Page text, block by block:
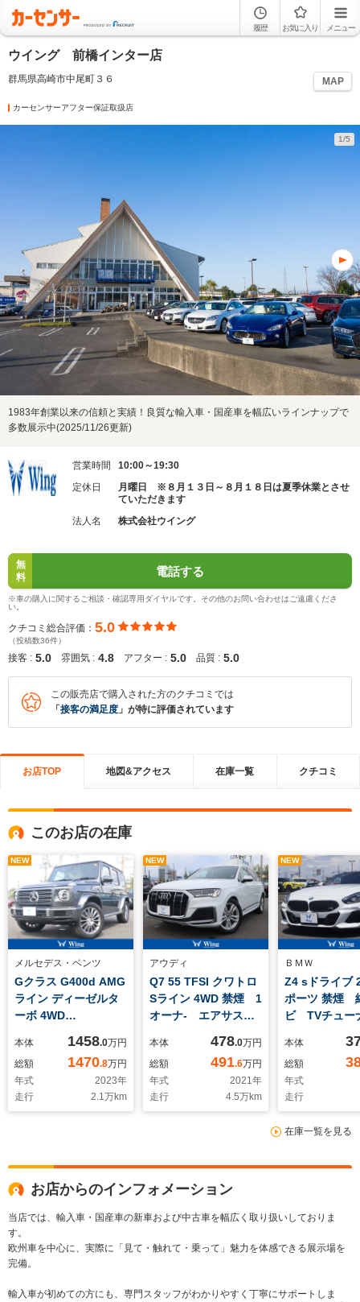
履歴 お気に入り メニュー
ウイング 前橋インター店
群馬県高崎市中尾町３６ MAP
カーセンサーアフター保証取扱店
1/5
1983年創業以来の信頼と実績！良質な輸入車・国産車を幅広いラインナップで
多数展示中(2025/11/26更新)
営業時間
10:00～19:30
定休日
月曜日 ※８月１３日～８月１８日は夏季休業とさせ
ていただきます
法人名
株式会社ウイング
無
料
電話する
※車の購入に関するご相談・確認専用ダイヤルです。その他のお問い合わせはご遠慮くださ
い。
クチコミ総合評価： 5.0
（投稿数36件）
接客 : 5.0 雰囲気 : 4.8 アフター : 5.0 品質 : 5.0
この販売店で購入された方のクチコミでは
「 接客の満足度 」が特に評価されています
お店TOP 地図&アクセス 在庫一覧 クチコミ
このお店の在庫
NEW
メルセデス・ベンツ
Gクラス G400d AMG
ライン ディーゼルタ
ーボ 4WD
ム・プラス ラグジュ
アリーパッケージ
Burmesterサラウンド
システム レーダーセ
ーフティ サンルー
ンチAW
本体 1458.0万円
総額
1470.8万円
年式
2023年
走行
2.1万km
NEW
アウディ
Q7 55 TFSI クワトロ
Sライン 4WD 禁煙 1
オーナ- エアサスペ
TV メモリ付きパワ
ーシート シートヒー
タ- ベンチレーショ
ン ディスプレイオー
ディオ ヘッドアップ
トシート
本体 478.0万円
総額
491.6万円
年式
2021年
走行
4.5万km
NEW
ＢＭＷ
Z4 sドライブ
ポーツ 禁煙
ビ TVチューナ
レイオーデ
トヒータ- フ
ー ACCクル
ントロール
ドライト
本体
総額
年式
走行
在庫一覧を見る
お店からのインフォメーション
当店では、輸入車・国産車の新車および中古車を幅広く取り扱いしておりま
す。
欧州車を中心に、実際に「見て・触れて・乗って」魅力を体感できる展示場を
完備。
輸入車が初めての方にも、専門スタッフがわかりやすく丁寧にサポートしま